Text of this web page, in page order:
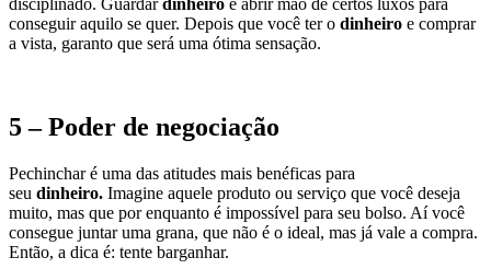
conseguir aquilo se quer. Depois que você ter o dinheiro e comprar
a vista, garanto que será uma ótima sensação.
5 – Poder de negociação
Pechinchar é uma das atitudes mais benéficas para
seu dinheiro. Imagine aquele produto ou serviço que você deseja
muito, mas que por enquanto é impossível para seu bolso. Aí você
consegue juntar uma grana, que não é o ideal, mas já vale a compra.
Então, a dica é: tente barganhar.